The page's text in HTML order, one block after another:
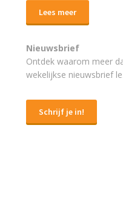
Lees meer
Nieuwsbrief
Ontdek waarom meer
wekelijkse nieuwsbrief
Schrijf je in!